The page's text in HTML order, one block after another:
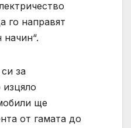
го направят
за
изцяло
ще
от гамата до